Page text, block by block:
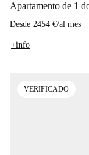
Apartamento de 1
Desde 2454 €/al mes
+info
VERIFICADO